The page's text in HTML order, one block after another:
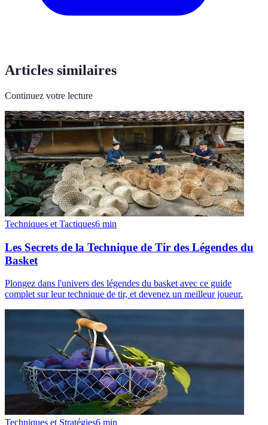
Articles similaires
Continuez votre lecture
Techniques et Tactiques6 min
Les Secrets de la Technique de Tir des Légendes du
Basket
Plongez dans l'univers des légendes du basket avec ce guide
complet sur leur technique de tir, et devenez un meilleur joueur.
Techniques et Stratégies6 min